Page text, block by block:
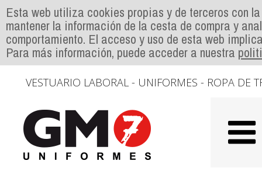
Esta web utiliza cookies propias y de terceros con
mantener la información de la cesta de compra y
comportamiento. El acceso y uso de esta web
Para más información, puede acceder a nuestra
VESTUARIO LABORAL - UNIFORMES - ROPA DE